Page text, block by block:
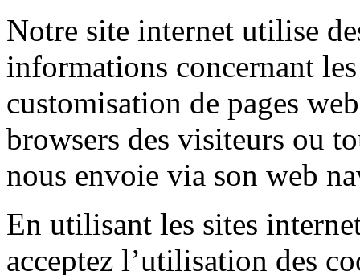
Notre site internet utilise
informations concernant
customisation de pages
browsers des visiteurs ou
nous envoie via son web
En utilisant les sites
acceptez l’utilisation des